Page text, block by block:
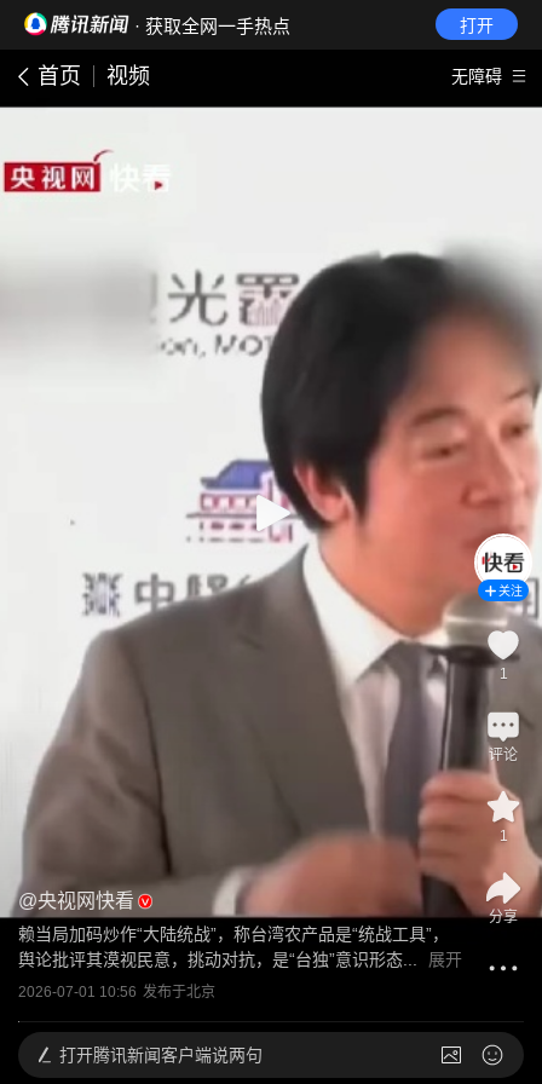
· 获取全网一手热点 打开
首页 视频 无障碍
@央视网快看
赖当局加码炒作“大陆统战”，称台湾农产品是“统战工具”，
舆论批评其漠视民意，挑动对抗，是“台独”意识形态...
展开
2026-07-01 10:56 发布于北京
关注
1
评论
1
分享
打开腾讯新闻客户端说两句